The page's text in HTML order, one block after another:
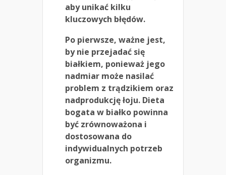
aby unikać kilku
kluczowych błędów.
Po pierwsze, ważne jest,
by nie przejadać się
białkiem, ponieważ jego
nadmiar może nasilać
problem z trądzikiem oraz
nadprodukcję łoju. Dieta
bogata w białko powinna
być zrównoważona i
dostosowana do
indywidualnych potrzeb
organizmu.